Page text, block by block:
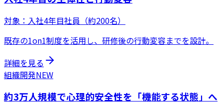
対象： 入社4年目社員（約200名）
既存の1on1制度を活用し、研修後の行動変容までを設計。
詳細を見る
組織開発NEW
約3万人規模で心理的安全性を「機能する状態」へ